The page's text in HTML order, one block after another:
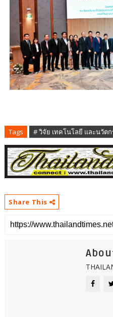
Tags # วิจัย เทคโนโลยี และนวัต
Share This